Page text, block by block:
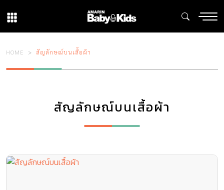
HOME สัญลักษณ์บนเสื้อผ้า
สัญลักษณ์บนเสื้อผ้า